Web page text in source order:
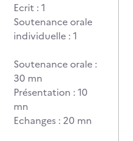
Ecrit : 1
Soutenance orale
individuelle : 1
Soutenance orale :
30 mn
Présentation : 10
mn
Echanges : 20 mn